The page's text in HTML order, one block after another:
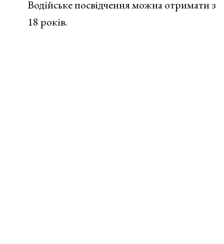
Водійське посвідчення можна отримати з
18 років.